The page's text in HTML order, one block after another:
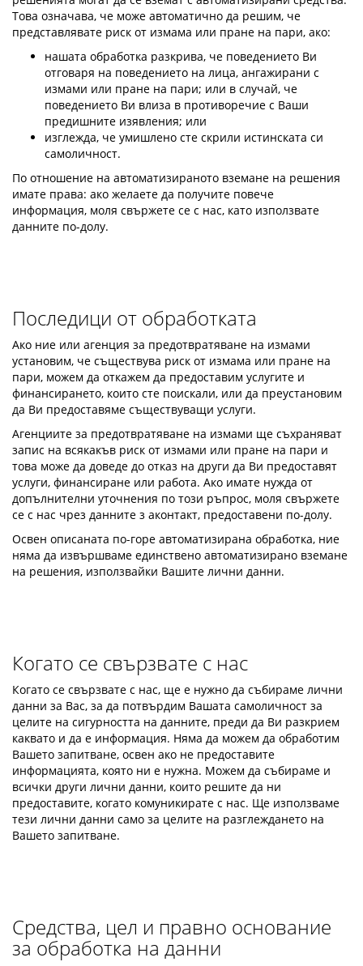
Това означава, че може автоматично да решим, че
представлявате риск от измама или пране на пари, ако:
нашата обработка разкрива, че поведението Ви
отговаря на поведението на лица, ангажирани с
измами или пране на пари; или в случай, че
поведението Ви влиза в противоречие с Ваши
предишните изявления; или
изглежда, че умишлено сте скрили истинската си
самоличност.
По отношение на автоматизираното вземане на решения
имате права: ако желаете да получите повече
информация, моля свържете се с нас, като използвате
данните по-долу.
Последици от обработката
Ако ние или агенция за предотвратяване на измами
установим, че съществува риск от измама или пране на
пари, можем да откажем да предоставим услугите и
финансирането, които сте поискали, или да преустановим
да Ви предоставяме съществуващи услуги.
Агенциите за предотвратяване на измами ще съхраняват
запис на всякакъв риск от измами или пране на пари и
това може да доведе до отказ на други да Ви предоставят
услуги, финансиране или работа. Ако имате нужда от
допълнителни уточнения по този ръпрос, моля свържете
се с нас чрез данните з аконтакт, предоставени по-долу.
Освен описаната по-горе автоматизирана обработка, ние
няма да извършваме единствено автоматизирано вземане
на решения, използвайки Вашите лични данни.
Когато се свързвате с нас
Когато се свързвате с нас, ще е нужно да събираме лични
данни за Вас, за да потвърдим Вашата самоличност за
целите на сигурността на данните, преди да Ви разкрием
каквато и да е информация. Няма да можем да обработим
Вашето запитване, освен ако не предоставите
информацията, която ни е нужна. Можем да събираме и
всички други лични данни, които решите да ни
предоставите, когато комуникирате с нас. Ще използваме
тези лични данни само за целите на разглеждането на
Вашето запитване.
Средства, цел и правно основание
за обработка на данни